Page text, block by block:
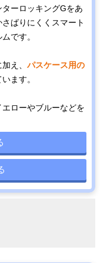
ーロッキングGをあ
ばりにくくスマート
です。
え、 パスケース用の
ます。
ローやブルーなどを